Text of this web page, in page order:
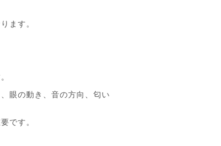
ます。
眼の動き、音の方向、匂い
です。